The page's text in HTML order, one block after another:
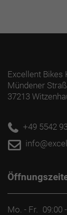
Excellent Bikes
Mündener
37213
+49 5542
Mo. - Fr. 09:00